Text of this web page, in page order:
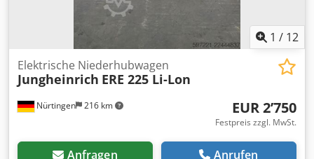
1 / 12
Nürtingen 216 km
Elektrische Niederhubwagen
Jungheinrich ERE 225 Li-Lon
EUR 2’750
Festpreis zzgl. MwSt.
Anfragen Anrufen